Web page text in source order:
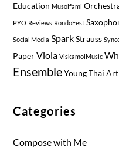
Education Musolfami
PYO Reviews RondoFest
Social Media Spark Strauss
Paper Viola ViskamolMusic
Ensemble Young Thai
Categories
Compose with Me